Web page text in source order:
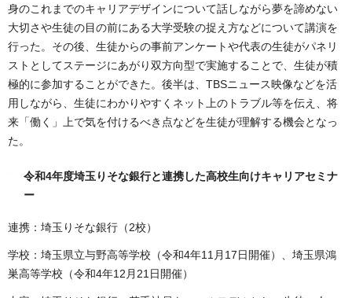
身のこれまでのキャリアデザインについて話しながら夢を諦めない
大切さや生徒の目の前にある大学受験の捉え方などについて講演を
行った。その後、生徒からの事前アンケートや代表の生徒がパネリ
ストとしてステージにあがり双方向型で実施することで、生徒が積
極的に参加することができた。後半は、TBSニュース映像などを活
用しながら、生徒にわかりやすくネット上のトラブル等を伝え、将
来「働く」上で気を付けるべき点などを生徒が理解する機会となっ
た。
令和4年度埼玉りそな銀行と連携した高校生向けキャリアセミナ
ー
連携：埼玉りそな銀行（2校）
学校：埼玉県立与野高等学校（令和4年11月17日開催）、埼玉県鴻
巣高等学校（令和4年12月21日開催）